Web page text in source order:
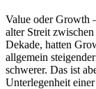
Value oder Growth
alter Streit
Dekade, hatten
allgemein
schwerer. Das ist
Unterlegenheit